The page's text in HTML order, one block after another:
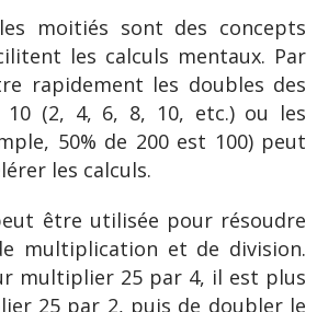
moitiés sont des concepts
les calculs mentaux. Par
rapidement les doubles des
10 (2, 4, 6, 8, 10, etc.) ou les
50% de 200 est 100) peut
les calculs.
être utilisée pour résoudre
multiplication et de division.
multiplier 25 par 4, il est plus
25 par 2, puis de doubler le